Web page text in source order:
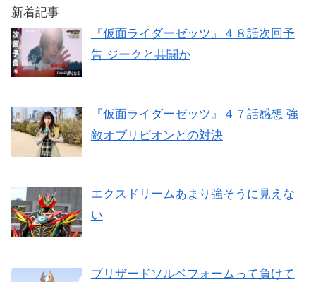
新着記事
『仮面ライダーゼッツ』４８話次回予
告 ジークと共闘か
『仮面ライダーゼッツ』４７話感想 強
敵オブリビオンとの対決
エクスドリームあまり強そうに見えな
い
ブリザードソルベフォームって負けて